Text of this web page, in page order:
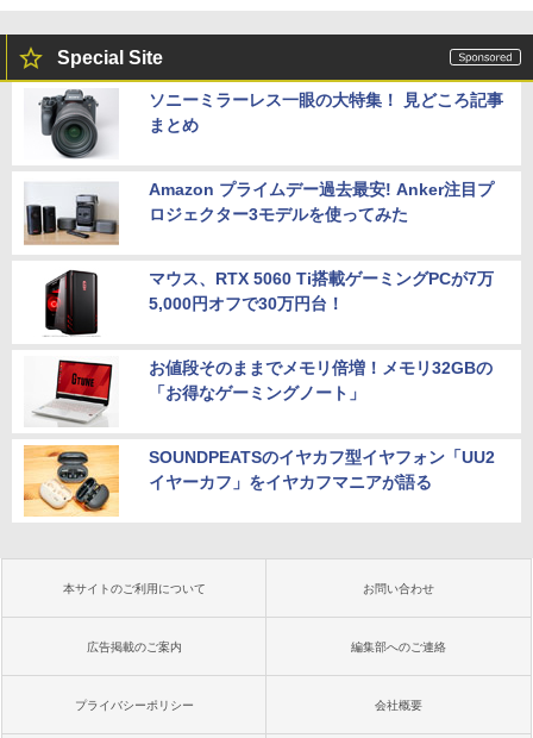
Special Site
ソニーミラーレス一眼の大特集！ 見どころ記事
まとめ
Amazon プライムデー過去最安! Anker注目プ
ロジェクター3モデルを使ってみた
マウス、RTX 5060 Ti搭載ゲーミングPCが7万
5,000円オフで30万円台！
お値段そのままでメモリ倍増！メモリ32GBの
「お得なゲーミングノート」
SOUNDPEATSのイヤカフ型イヤフォン「UU2
イヤーカフ」をイヤカフマニアが語る
本サイトのご利用について お問い合わせ
広告掲載のご案内 編集部へのご連絡
プライバシーポリシー 会社概要